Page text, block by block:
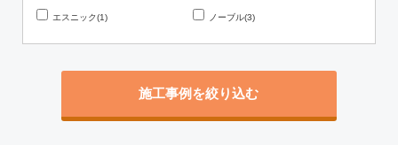
エスニック(1) ノーブル(3)